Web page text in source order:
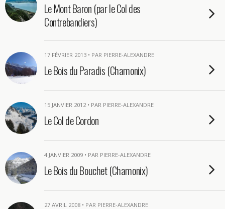
Le Mont Baron (par le Col des
Contrebandiers)
17 FÉVRIER 2013 • PAR PIERRE-ALEXANDRE
Le Bois du Paradis (Chamonix)
15 JANVIER 2012 • PAR PIERRE-ALEXANDRE
Le Col de Cordon
4 JANVIER 2009 • PAR PIERRE-ALEXANDRE
Le Bois du Bouchet (Chamonix)
27 AVRIL 2008 • PAR PIERRE-ALEXANDRE